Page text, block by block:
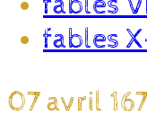
fables
07 avril